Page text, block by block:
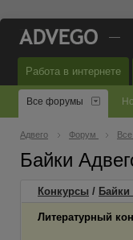
—
Работа в интернете
Все форумы
Адвего Форум
Байки
Конкурсы / Байки
Литературный